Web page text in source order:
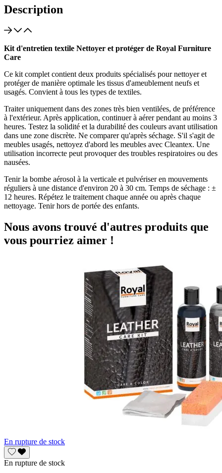
Description
Kit d'entretien textile Nettoyer et protéger de Royal Furniture
Care
Ce kit complet contient deux produits spécialisés pour nettoyer et
protéger de manière optimale les tissus d'ameublement neufs et
usagés. Convient à tous les types de textiles.
Traiter uniquement dans des zones très bien ventilées, de préférence
à l'extérieur. Après application, continuer à aérer pendant au moins 3
heures. Testez la solidité et la durabilité des couleurs avant utilisation
dans une zone discrète. Ne comparer qu'après séchage. S'il s'agit de
meubles usagés, nettoyez d'abord les meubles avec Cleantex. Une
utilisation incorrecte peut provoquer des troubles respiratoires ou des
nausées.
Tenir la bombe aérosol à la verticale et pulvériser en mouvements
réguliers à une distance d'environ 20 à 30 cm. Temps de séchage : ±
12 heures. Répétez le traitement chaque année ou après chaque
nettoyage. Tenir hors de portée des enfants.
Nous avons trouvé d'autres produits que
vous pourriez aimer !
En rupture de stock
En rupture de stock